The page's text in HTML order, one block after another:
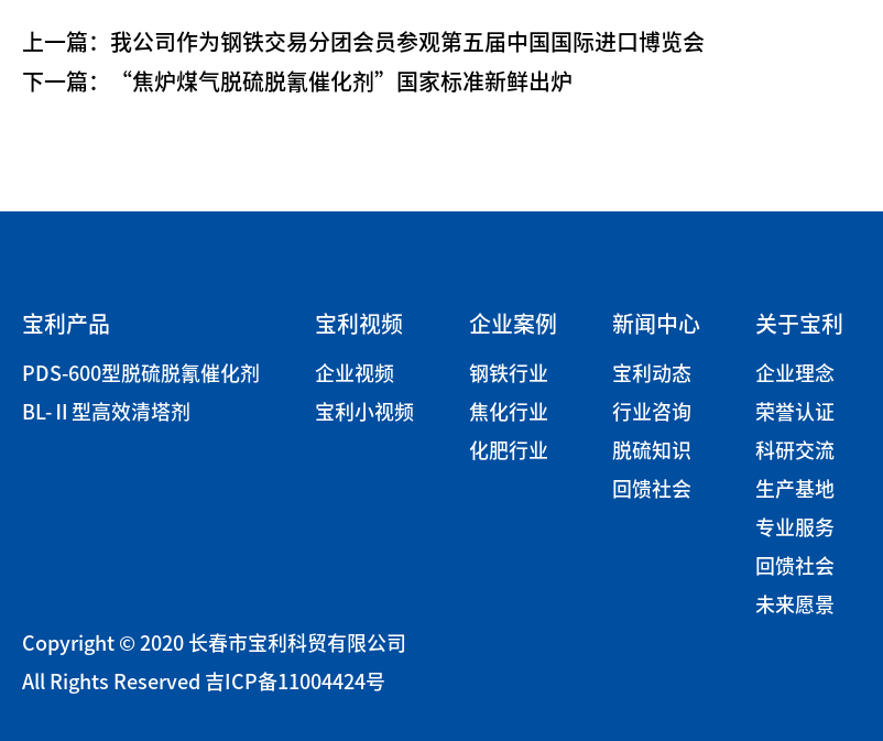
上一篇： 我公司作为钢铁交易分团会员参观第五届中国国际进口博览会
下一篇：
“焦炉煤气脱硫脱氰催化剂”国家标准新鲜出炉
宝利产品
PDS-600型脱硫脱氰催化剂
BL-Ⅱ型高效清塔剂
宝利视频
企业视频
宝利小视频
企业案例
钢铁行业
焦化行业
化肥行业
新闻中心
宝利动态
行业咨询
脱硫知识
回馈社会
关于宝利
企业理念
荣誉认证
科研交流
生产基地
专业服务
回馈社会
未来愿景
Copyright © 2020 长春市宝利科贸有限公司
All Rights Reserved 吉ICP备11004424号